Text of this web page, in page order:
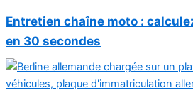
Entretien chaîne moto :
en 30 secondes